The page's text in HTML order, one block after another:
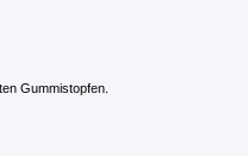
Gummistopfen.